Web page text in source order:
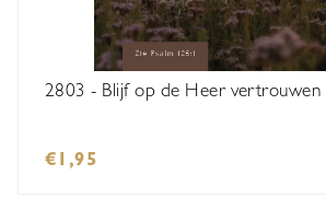
2803 - Blijf op de Heer vertrouwen
€1,95